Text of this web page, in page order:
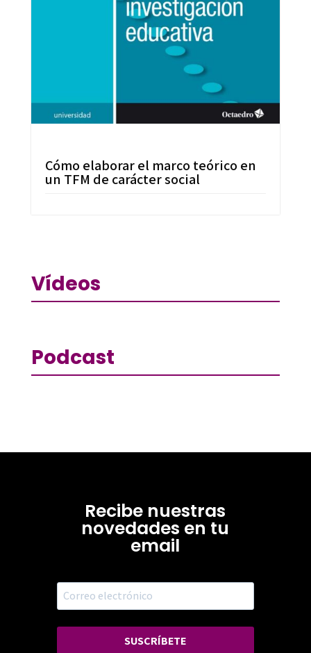
Cómo elaborar el marco teórico en
un TFM de carácter social
Vídeos
Podcast
Recibe nuestras
novedades en tu
email
SUSCRÍBETE